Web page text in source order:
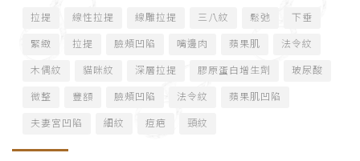
拉提 線性拉提 線雕拉提 三八紋 鬆弛 下垂
緊緻 拉提 臉頰凹陷 嘴邊肉 蘋果肌 法令紋
木偶紋 貓咪紋 深層拉提 膠原蛋白增生劑 玻尿酸
微整 豐額 臉頰凹陷 法令紋 蘋果肌凹陷
夫妻宮凹陷 細紋 痘疤 頸紋